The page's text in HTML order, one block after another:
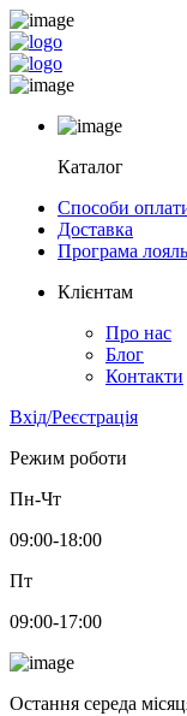
Каталог
Способи
Доставка
Програма
Клієнтам
Про нас
Блог
Контакти
Вхід/Реєстрація
Режим роботи
Пн-Чт
09:00-18:00
Пт
09:00-17:00
Остання середа